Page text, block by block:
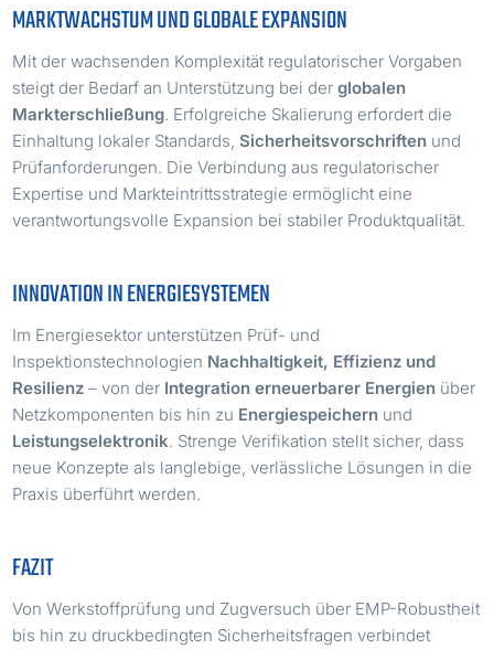
MARKTWACHSTUM UND GLOBALE EXPANSION
Mit der wachsenden Komplexität regulatorischer Vorgaben
steigt der Bedarf an Unterstützung bei derglobalen
Markterschließung. Erfolgreiche Skalierung erfordert die
Einhaltung lokaler Standards,Sicherheitsvorschriften und
Prüfanforderungen. Die Verbindung aus regulatorischer
Expertise und Markteintrittsstrategie ermöglicht eine
verantwortungsvolle Expansion bei stabiler Produktqualität.
INNOVATION IN ENERGIESYSTEMEN
Im Energiesektor unterstützen Prüf- und
Inspektionstechnologien Nachhaltigkeit, Effizienz und
Resilienz – von der Integration erneuerbarer Energien über
Netzkomponenten bis hin zu Energiespeichern und
Leistungselektronik. Strenge Verifikation stellt sicher, dass
neue Konzepte als langlebige, verlässliche Lösungen in die
Praxis überführt werden.
FAZIT
Von Werkstoffprüfung und Zugversuch über EMP-Robustheit
bis hin zu druckbedingten Sicherheitsfragen verbindet